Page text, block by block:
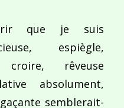
que je suis
espiègle,
rêveuse
absolument,
semblerait-